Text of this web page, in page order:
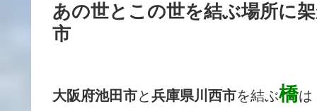
あの世とこの世を結ぶ場所に
市
大阪府池田市と兵庫県川西市を結ぶ橋は